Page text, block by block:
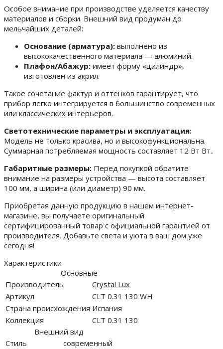
Особое внимание при производстве уделяется качеству
материалов и сборки. Внешний вид продуман до
мельчайших деталей:
Основание (арматура): выполнено из
высококачественного материала — алюминий.
Плафон/Абажур: имеет форму «цилиндр»,
изготовлен из акрил.
Такое сочетание фактур и оттенков гарантирует, что
прибор легко интегрируется в большинство современных
или классических интерьеров.
Светотехнические параметры и эксплуатация:
Модель не только красива, но и высокофункциональна.
Суммарная потребляемая мощность составляет 12 Вт Вт..
Габаритные размеры: Перед покупкой обратите
внимание на размеры устройства — высота составляет
100 мм, а ширина (или диаметр) 90 мм.
Приобретая данную продукцию в нашем интернет-
магазине, вы получаете оригинальный
сертифицированный товар с официальной гарантией от
производителя. Добавьте света и уюта в ваш дом уже
сегодня!
Характеристики
Основные
Производитель
Crystal Lux
Артикул
CLT 0.31 130 WH
Страна происхождения Испания
Коллекция
CLT 0.31 130
Внешний вид
Стиль
современный